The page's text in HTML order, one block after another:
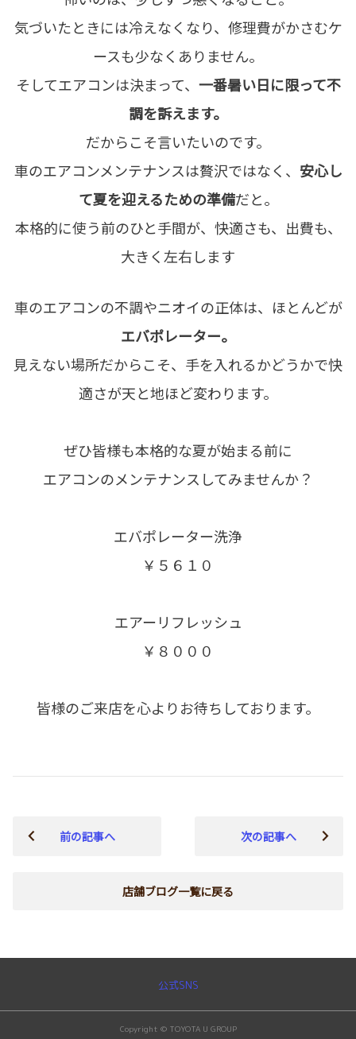
気づいたときには冷えなくなり、修理費がかさむケ
ースも少なくありません。
そしてエアコンは決まって、 一番暑い日に限って不
調を訴えます。
だからこそ言いたいのです。
車のエアコンメンテナンスは贅沢ではなく、 安心し
て夏を迎えるための準備だと。
本格的に使う前のひと手間が、快適さも、出費も、
大きく左右します
車のエアコンの不調やニオイの正体は、ほとんどが
エバポレーター。
見えない場所だからこそ、手を入れるかどうかで快
適さが天と地ほど変わります。
ぜひ皆様も本格的な夏が始まる前に
エアコンのメンテナンスしてみませんか？
エバポレーター洗浄
￥５６１０
エアーリフレッシュ
￥８０００
皆様のご来店を心よりお待ちしております。
前の記事へ
店舗ブログ一覧に戻る
次の記事へ
公式SNS
Copyright © TOYOTA U GROUP